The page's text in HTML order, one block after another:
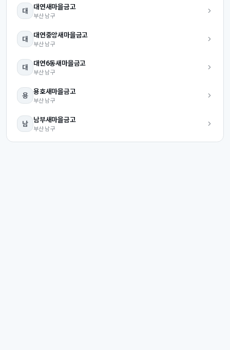
대 대연새마을금고
부산 남구
대 대연중앙새마을금고
부산 남구
대 대연6동새마을금고
부산 남구
용 용호새마을금고
부산 남구
남 남부새마을금고
부산 남구